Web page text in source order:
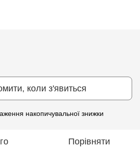
коли з'явиться
накопичувальної знижки
Порівняти